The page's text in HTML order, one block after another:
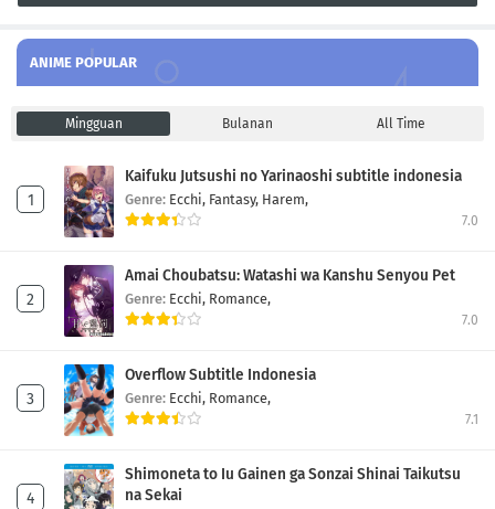
ANIME POPULAR
Mingguan Bulanan All Time
Kaifuku Jutsushi no Yarinaoshi subtitle indonesia
Genre: Ecchi, Fantasy, Harem,
7.0
Amai Choubatsu: Watashi wa Kanshu Senyou Pet
Genre: Ecchi, Romance,
7.0
Overflow Subtitle Indonesia
Genre: Ecchi, Romance,
7.1
Shimoneta to Iu Gainen ga Sonzai Shinai Taikutsu
na Sekai